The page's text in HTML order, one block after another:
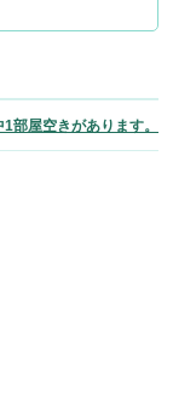
部屋空きがあります。